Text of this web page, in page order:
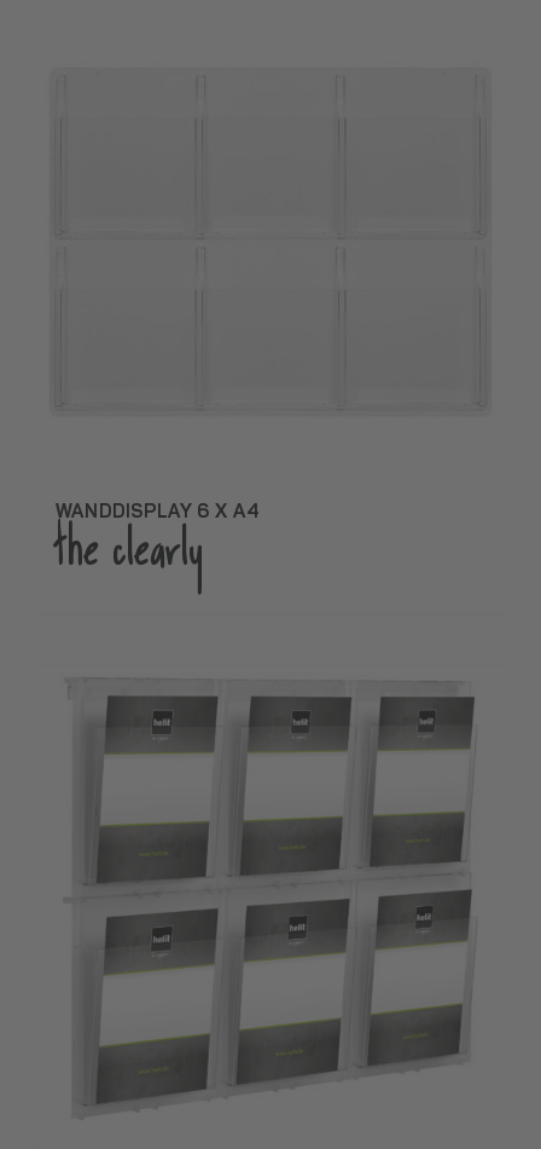
WANDDISPLAY 6 X A4
the clearly